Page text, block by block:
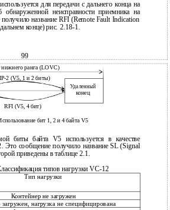
для передачи с дальнего конца на
неисправности приемника на
название RFI (Remote Fault Indication
конце) рис. 2.18-1.
99
нижнего ранга (LOVC)
2 (V5, 1 и 2 биты)
Удаленный
конец
RFI (V5, 4 бит)
бит 1, 2 и 4 байта V5
биты байта V5 используется в качестве
Это сообщение получило название SL (Signal
приведены в таблице 2.1.
типов нагрузки VC-12
Тип нагрузки
Контейнер не загружен
загружен, нагрузка не специфицирована